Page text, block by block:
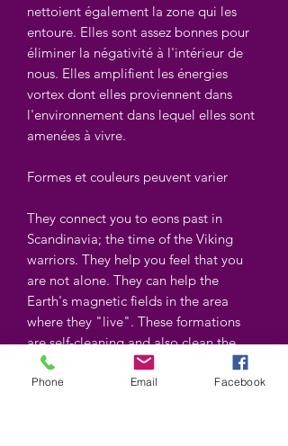
nettoient également la zone qui les
entoure. Elles sont assez bonnes pour
éliminer la négativité à l'intérieur de
nous. Elles amplifient les énergies
vortex dont elles proviennent dans
l'environnement dans lequel elles sont
amenées à vivre.
Formes et couleurs peuvent varier
They connect you to eons past in
Scandinavia; the time of the Viking
warriors. They help you feel that you
are not alone. They can help the
Earth's magnetic fields in the area
where they "live". These formations
are self-cleaning and also clean the
area around them. They are good
enough to clear the negativity inside of
Phone Email Facebook